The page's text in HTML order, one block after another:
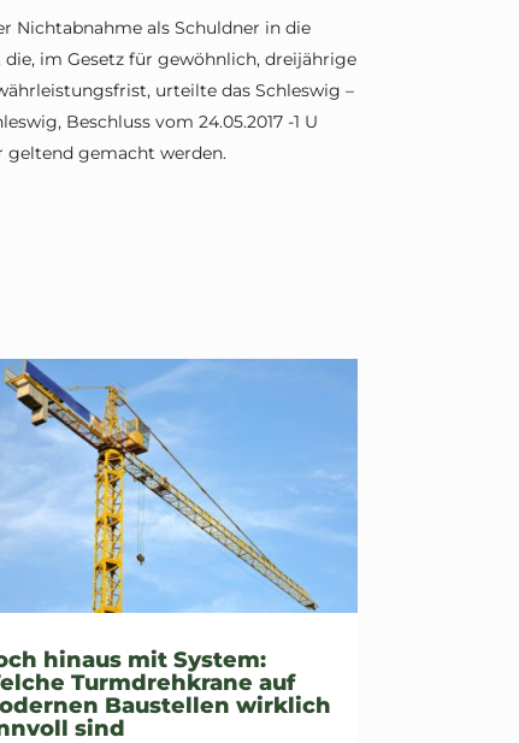
Nichtabnahme als Schuldner in die
im Gesetz für gewöhnlich, dreijährige
urteilte das Schleswig –
Beschluss vom 24.05.2017 -1 U
geltend gemacht werden.
hinaus mit System:
Turmdrehkrane auf
Baustellen wirklich
sind